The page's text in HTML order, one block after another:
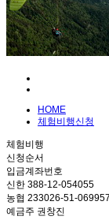
HOME
체험비행신청
체험비행
신청순서
입금계좌번호
신한 388-12-054055
농협 233026-51-069957
예금주 권창진